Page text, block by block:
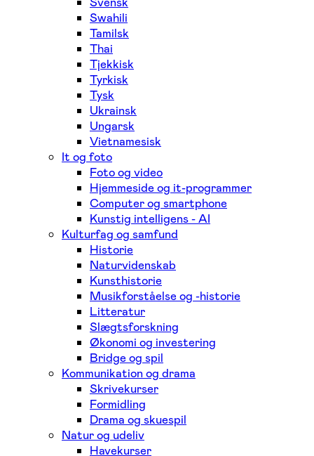
Swahili
Tamilsk
Thai
Tjekkisk
Tyrkisk
Tysk
Ukrainsk
Ungarsk
Vietnamesisk
It og foto
Foto og video
Hjemmeside og it-programmer
Computer og smartphone
Kunstig intelligens - AI
Kulturfag og samfund
Historie
Naturvidenskab
Kunsthistorie
Musikforståelse og -historie
Litteratur
Slægtsforskning
Økonomi og investering
Bridge og spil
Kommunikation og drama
Skrivekurser
Formidling
Drama og skuespil
Natur og udeliv
Havekurser